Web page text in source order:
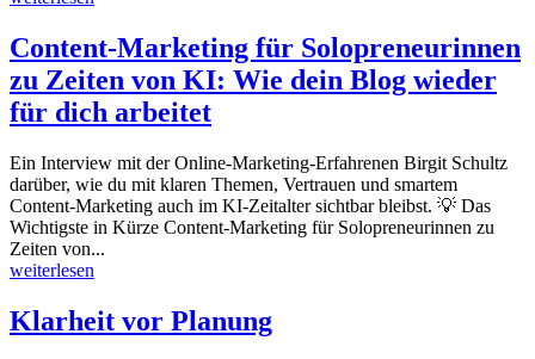
Content-Marketing für Solopreneurinnen
zu Zeiten von KI: Wie dein Blog wieder
für dich arbeitet
Ein Interview mit der Online-Marketing-Erfahrenen Birgit Schultz
darüber, wie du mit klaren Themen, Vertrauen und smartem
Content-Marketing auch im KI-Zeitalter sichtbar bleibst. 💡 Das
Wichtigste in Kürze Content-Marketing für Solopreneurinnen zu
Zeiten von...
weiterlesen
Klarheit vor Planung